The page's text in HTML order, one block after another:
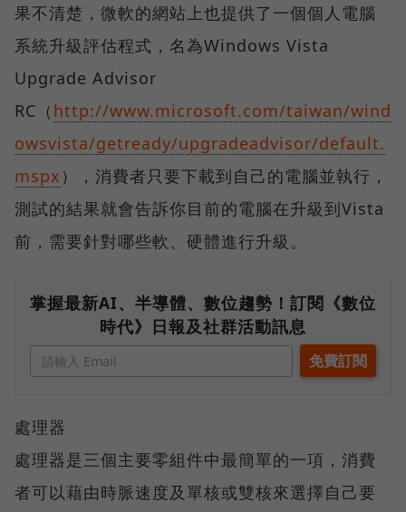
果不清楚，微軟的網站上也提供了一個個人電腦
系統升級評估程式，名為Windows Vista
Upgrade Advisor
RC（ http://www.microsoft.com/taiwan/wind
owsvista/getready/upgradeadvisor/default.
mspx ），消費者只要下載到自己的電腦並執行，
測試的結果就會告訴你目前的電腦在升級到Vista
前，需要針對哪些軟、硬體進行升級。
掌握最新AI、半導體、數位趨勢！訂閱《數位
時代》日報及社群活動訊息
處理器
處理器是三個主要零組件中最簡單的一項，消費
者可以藉由時脈速度及單核或雙核來選擇自己要